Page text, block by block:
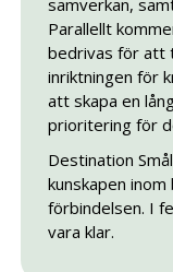
Parallellt
bedrivas för att
inriktningen för
att skapa en
prioritering för
Destination
kunskapen
förbindelsen. I
vara klar.